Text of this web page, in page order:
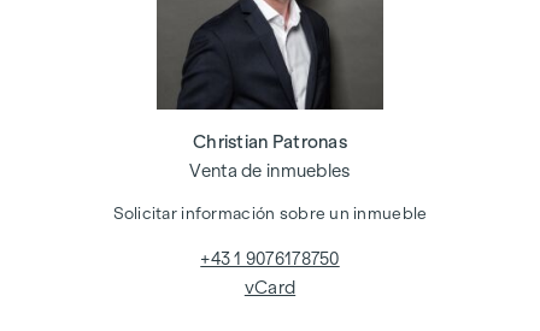
Christian Patronas
Venta de inmuebles
Solicitar información sobre un inmueble
+43 1 9076178750
vCard